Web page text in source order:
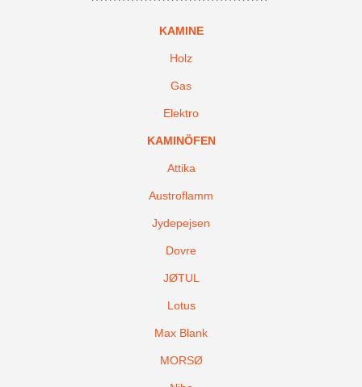
KAMINE
Holz
Gas
Elektro
KAMINÖFEN
Attika
Austroflamm
Jydepejsen
Dovre
JØTUL
Lotus
Max Blank
MORSØ